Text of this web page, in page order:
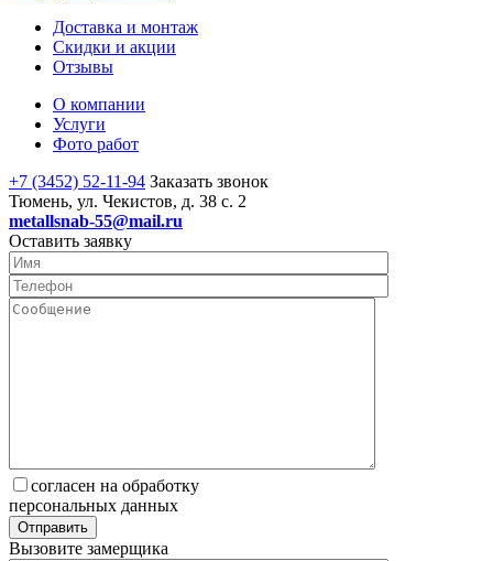
Доставка и монтаж
Скидки и акции
Отзывы
О компании
Услуги
Фото работ
+7 (3452) 52-11-94 Заказать звонок
Тюмень, ул. Чекистов, д. 38 с. 2
metallsnab-55@mail.ru
Оставить заявку
согласен на обработку
персональных данных
Вызовите замерщика